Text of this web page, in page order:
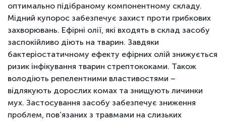
оптимально підібраному компонентному складу.
Мідний купорос забезпечує захист проти грибкових
захворювань. Ефірні олії, які входять в склад засобу
заспокійливо діють на тварин. Завдяки
бактеріостатичному ефекту ефірних олій знижується
ризик інфікування тварин стрептококами. Також
володіють репелентними властивостями –
відлякують дорослих комах та знищують личинки
мух. Застосування засобу забезпечує зниження
проблем, пов’язаних з травмами на слизьких